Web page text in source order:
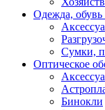
Одежда, обувь
Сумки,
Оптическое
Бинокли